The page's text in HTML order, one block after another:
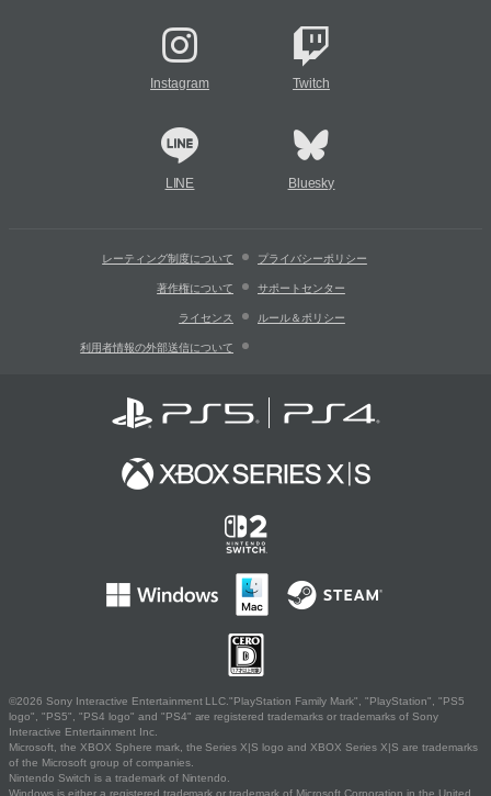
Instagram Twitch
LINE Bluesky
レーティング制度について プライバシーポリシー
著作権について サポートセンター
ライセンス ルール＆ポリシー
利用者情報の外部送信について
©2026 Sony Interactive Entertainment LLC."PlayStation Family Mark", "PlayStation", "PS5
logo", "PS5", "PS4 logo" and "PS4" are registered trademarks or trademarks of Sony
Interactive Entertainment Inc.
Microsoft, the XBOX Sphere mark, the Series X|S logo and XBOX Series X|S are trademarks
of the Microsoft group of companies.
Nintendo Switch is a trademark of Nintendo.
Windows is either a registered trademark or trademark of Microsoft Corporation in the United